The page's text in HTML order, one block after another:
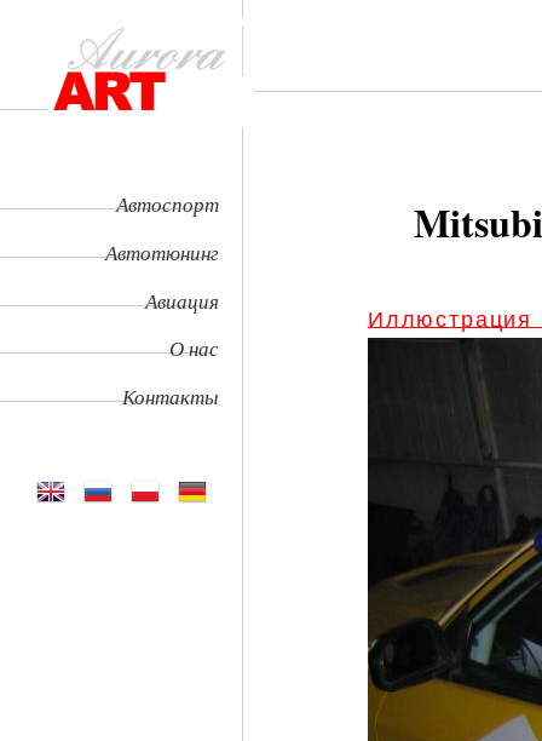
Автоспорт
Автотюнинг
Авиация
О нас
Контакты
Иллюстрация